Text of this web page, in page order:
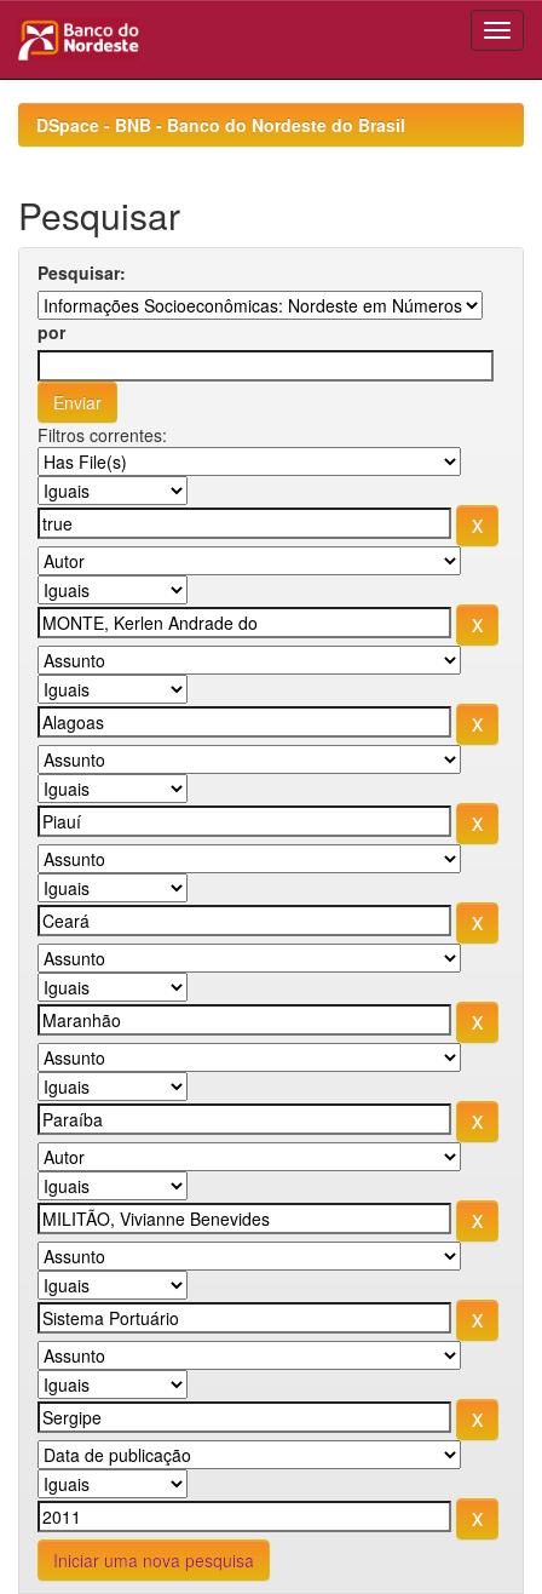
navigationDSpace - BNB - Banco do Nordeste do Brasil
Pesquisar
Pesquisar:
por
Filtros correntes:
Iniciar uma nova pesquisa